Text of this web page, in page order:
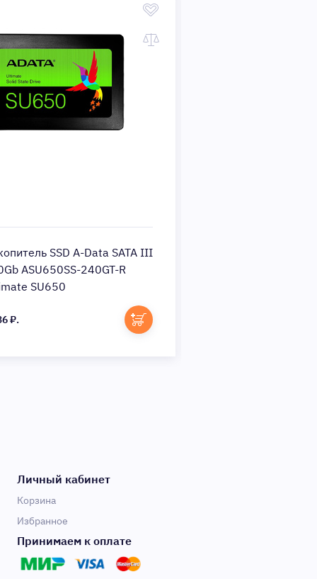
SSD A-Data SATA III
ASU650SS-240GT-R
SU650
₽.
Личный кабинет
Корзина
Избранное
Принимаем к оплате